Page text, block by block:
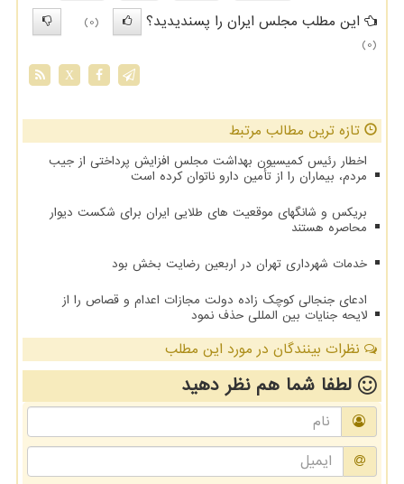
این مطلب مجلس ایران را پسندیدید؟
(0)
(0)
X
تازه ترین مطالب مرتبط
اخطار رئیس کمیسیون بهداشت مجلس افزایش پرداختی از جیب
مردم، بیماران را از تأمین دارو ناتوان کرده است
بریکس و شانگهای موقعیت های طلایی ایران برای شکست دیوار
محاصره هستند
خدمات شهرداری تهران در اربعین رضایت بخش بود
ادعای جنجالی کوچک زاده دولت مجازات اعدام و قصاص را از
لایحه جنایات بین المللی حذف نمود
نظرات بینندگان در مورد این مطلب
لطفا شما همنظر دهید